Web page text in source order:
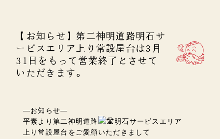
【お知らせ】第二神明道路明石サ
ービスエリア上り常設屋台は3月
31日をもって営業終了とさせて
いただきます。
—お知らせ—
平素より第二神明道路
明石サービスエリア
上り常設屋台をご愛顧いただきまして